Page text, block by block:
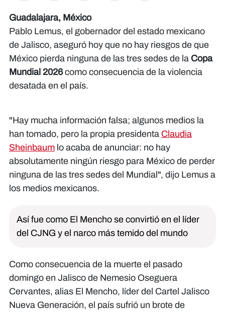
Guadalajara, México
Pablo Lemus, el gobernador del estado mexicano
de Jalisco, aseguró hoy que no hay riesgos de que
México pierda ninguna de las tres sedes de la Copa
Mundial 2026como consecuencia de la violencia
desatada en el país.
"Hay mucha información falsa; algunos medios la
han tomado, pero la propia presidenta Claudia
Sheinbaum lo acaba de anunciar: no hay
absolutamente ningún riesgo para México de perder
ninguna de las tres sedes del Mundial", dijo Lemus a
los medios mexicanos.
Así fue como El Mencho se convirtió en el líder
del CJNG y el narco más temido del mundo
Como consecuencia de la muerte el pasado
domingo en Jalisco de Nemesio Oseguera
Cervantes, alias El Mencho, líder del Cartel Jalisco
Nueva Generación, el país sufrió un brote de